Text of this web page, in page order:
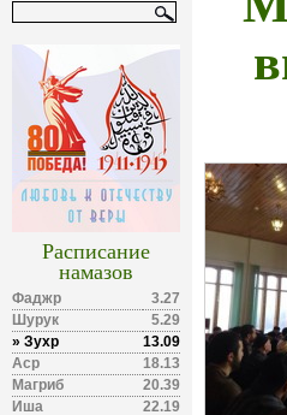
Расписание
намазов
Фаджр
3.27
Шурук
5.29
» Зухр
13.09
Аср
18.13
Магриб
20.39
Иша
22.19